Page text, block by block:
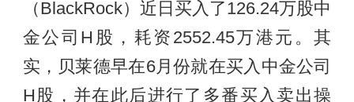
（BlackRock）近日买入了126.24万股中
金公司H股，耗资2552.45万港元。其
实，贝莱德早在6月份就在买入中金公司
H股，并在此后进行了多番买入卖出操